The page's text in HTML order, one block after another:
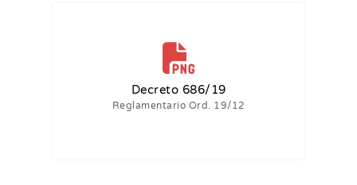
Decreto 686/19
Reglamentario Ord. 19/12